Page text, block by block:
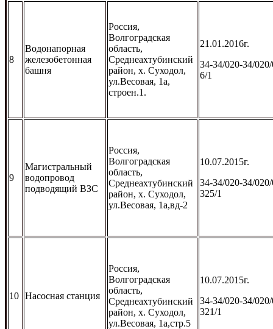
8
Водонапорная
железобетонная
башня
Россия,
Волгоградская
область,
Среднеахтубинский
район, х. Суходол,
ул.Весовая, 1а,
строен.1.
21.01.2016г.
34-34/020-34/
6/1
9
Магистральный
водопровод
подводящий ВЗС
Россия,
Волгоградская
область,
Среднеахтубинский
район, х. Суходол,
ул.Весовая, 1а,вд-2
10.07.2015г.
34-34/020-34/
325/1
10 Насосная станция
Россия,
Волгоградская
область,
Среднеахтубинский
район, х. Суходол,
ул.Весовая, 1а,стр.5
10.07.2015г.
34-34/020-34/
321/1